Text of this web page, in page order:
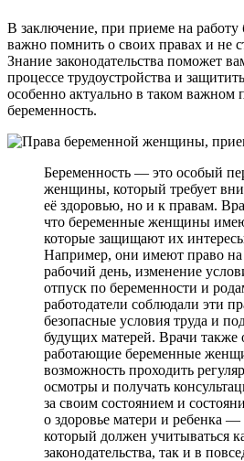
В заключение, при приеме на
важно помнить о своих правах и не
Знание законодательства поможет
процессе трудоустройства и
особенно актуально в таком важном
беременность.
Беременность — это особый
женщины, который требует
её здоровью, но и к правам.
что беременные женщины
которые защищают их
Например, они имеют право
рабочий день, изменение
отпуск по беременности и
работодатели соблюдали эти
безопасные условия труда и
будущих матерей. Врачи также
работающие беременные
возможность проходить
осмотры и получать
за своим состоянием и
о здоровье матери и ребенка —
который должен учитываться
законодательства, так и в